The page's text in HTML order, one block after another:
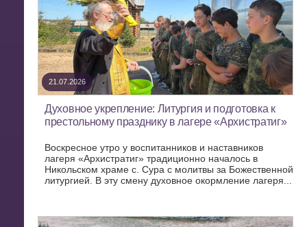
21.07.2026
Духовное укрепление: Литургия и подготовка к
престольному празднику в лагере «Архистратиг»
Воскресное утро у воспитанников и наставников
лагеря «Архистратиг» традиционно началось в
Никольском храме с. Сура с молитвы за Божественной
литургией. В эту смену духовное окормление лагеря...